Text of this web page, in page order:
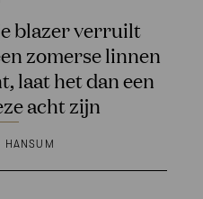
blazer verruilt
zomerse linnen
laat het dan een
acht zijn
HANSUM